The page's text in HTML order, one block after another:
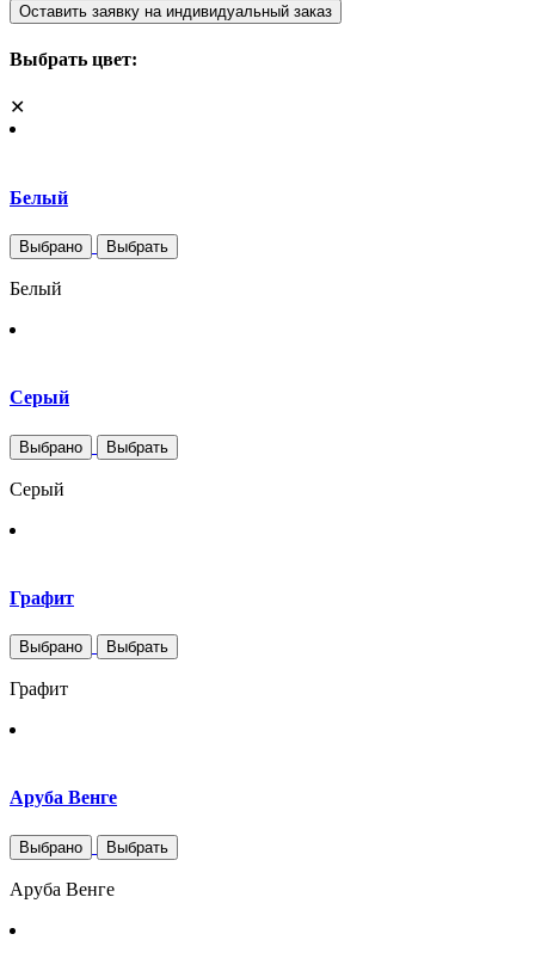
Оставить заявку на индивидуальный заказ
Выбрать цвет:
✕
Белый
Выбрано Выбрать
Белый
Серый
Выбрано Выбрать
Серый
Графит
Выбрано Выбрать
Графит
Аруба Венге
Выбрано Выбрать
Аруба Венге